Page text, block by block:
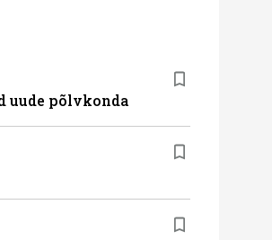
uude põlvkonda